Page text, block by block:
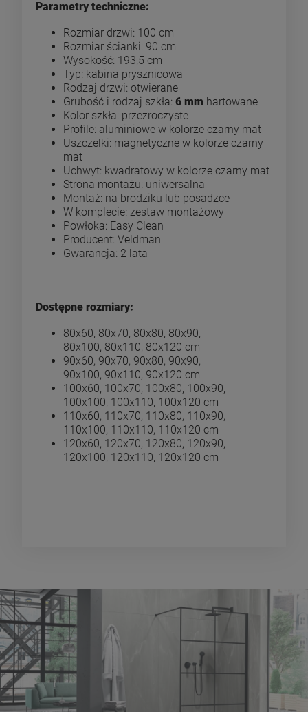
Parametry techniczne:
Rozmiar drzwi: 100 cm
Rozmiar ścianki: 90 cm
Wysokość: 193,5 cm
Typ: kabina prysznicowa
Rodzaj drzwi: otwierane
Grubość i rodzaj szkła: 6 mm hartowane
Kolor szkła: przezroczyste
Profile: aluminiowe w kolorze czarny mat
Uszczelki: magnetyczne w kolorze czarny
mat
Uchwyt: kwadratowy w kolorze czarny mat
Strona montażu: uniwersalna
Montaż: na brodziku lub posadzce
W komplecie: zestaw montażowy
Powłoka: Easy Clean
Producent: Veldman
Gwarancja: 2 lata
Dostępne rozmiary:
80x60, 80x70, 80x80, 80x90,
80x100, 80x110, 80x120 cm
90x60, 90x70, 90x80, 90x90,
90x100, 90x110, 90x120 cm
100x60, 100x70, 100x80, 100x90,
100x100, 100x110, 100x120 cm
110x60, 110x70, 110x80, 110x90,
110x100, 110x110, 110x120 cm
120x60, 120x70, 120x80, 120x90,
120x100, 120x110, 120x120 cm